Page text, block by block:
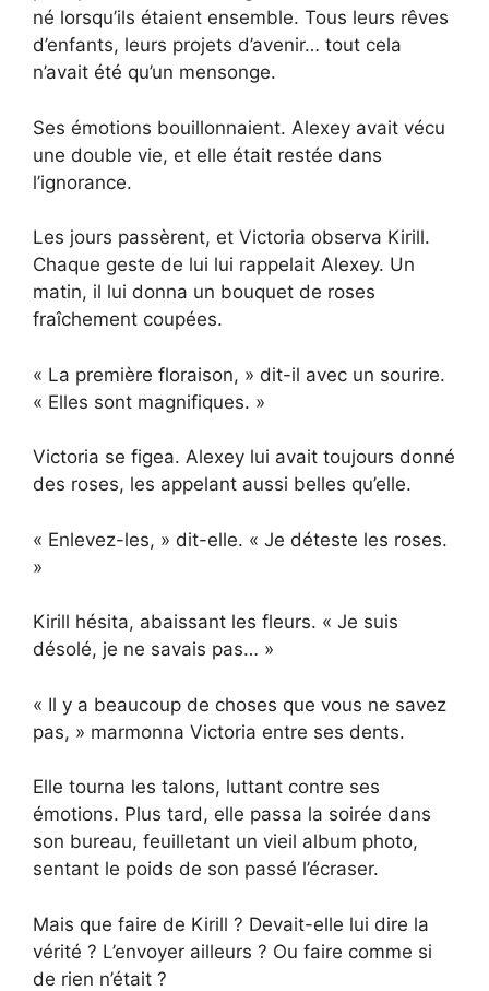
né lorsqu’ils étaient ensemble. Tous leurs rêves
d’enfants, leurs projets d’avenir… tout cela
n’avait été qu’un mensonge.
Ses émotions bouillonnaient. Alexey avait vécu
une double vie, et elle était restée dans
l’ignorance.
Les jours passèrent, et Victoria observa Kirill.
Chaque geste de lui lui rappelait Alexey. Un
matin, il lui donna un bouquet de roses
fraîchement coupées.
« La première floraison, » dit-il avec un sourire.
« Elles sont magnifiques. »
Victoria se figea. Alexey lui avait toujours donné
des roses, les appelant aussi belles qu’elle.
« Enlevez-les, » dit-elle. « Je déteste les roses.
»
Kirill hésita, abaissant les fleurs. « Je suis
désolé, je ne savais pas… »
« Il y a beaucoup de choses que vous ne savez
pas, » marmonna Victoria entre ses dents.
Elle tourna les talons, luttant contre ses
émotions. Plus tard, elle passa la soirée dans
son bureau, feuilletant un vieil album photo,
sentant le poids de son passé l’écraser.
Mais que faire de Kirill ? Devait-elle lui dire la
vérité ? L’envoyer ailleurs ? Ou faire comme si
de rien n’était ?